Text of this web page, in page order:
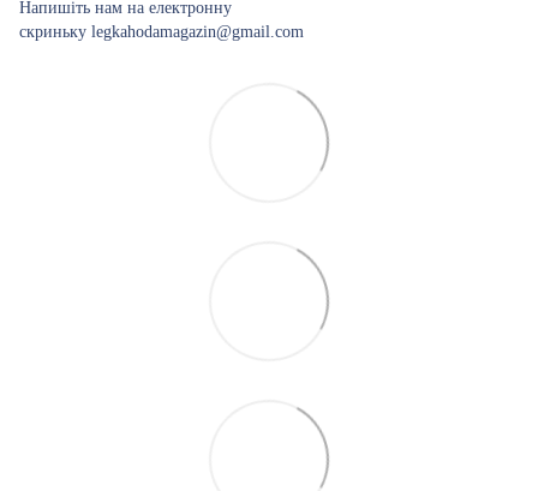
Напишіть нам на електронну
скриньку legkahodamagazin@gmail.com